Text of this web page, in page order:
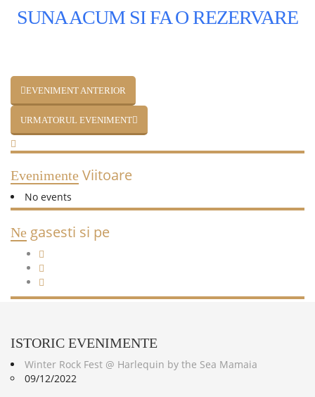
SUNA ACUM SI FA O REZERVARE
EVENIMENT ANTERIOR
URMATORUL EVENIMENT
Evenimente Viitoare
No events
Ne gasesti si pe
ISTORIC EVENIMENTE
Winter Rock Fest @ Harlequin by the Sea Mamaia
09/12/2022